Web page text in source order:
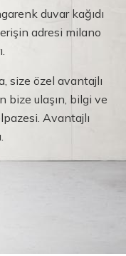
duvar kağıdı
adresi milano
size özel avantajlı
bize ulaşın, bilgi ve
Avantajlı